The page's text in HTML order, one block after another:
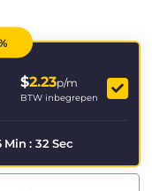
$2.23p/m
BTW inbegrepen
Min : 32 Sec